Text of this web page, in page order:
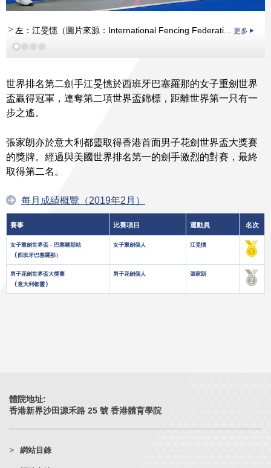
左：江旻憓（圖片來源：International Fencing Federati... 更多
世界排名第二劍手江旻憓於西班牙巴塞羅那的女子重劍世界
盃贏得冠軍，連奪第二項世界盃錦標，距離世界第一只有一
步之遙。
張家朗亦於意大利都靈取得香港首面男子花劍世界盃大獎賽
的獎牌。經過與美國世界排名第一的劍手激烈的對賽，最終
取得第二名。
每月成績概覽（2019年2月）
賽事 比賽項目 運動員 名次
女子重劍世界盃 - 巴塞羅那站
（西班牙巴塞羅那）
女子重劍個人 江旻憓
男子花劍世界盃大獎賽
（意大利都靈 ）
男子花劍個人 張家朗
體院地址:
香港新界沙田源禾路 25 號 香港體育學院
網站目錄